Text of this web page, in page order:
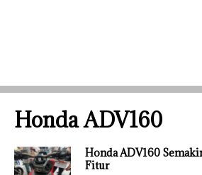
Honda ADV160
Honda ADV160
Fitur